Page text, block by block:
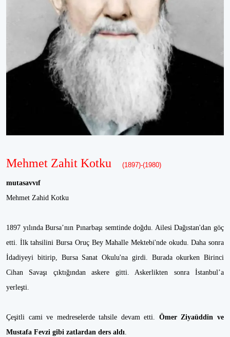
Mehmet Zahit Kotku (1897)-(1980)
mutasavvıf
Mehmet Zahid Kotku
1897 yılında Bursa’nın Pınarbaşı semtinde doğdu. Ailesi Dağıstan'dan göç
etti. İlk tahsilini Bursa Oruç Bey Mahalle Mektebi'nde okudu. Daha sonra
İdadiyeyi bitirip, Bursa Sanat Okulu'na girdi. Burada okurken Birinci
Cihan Savaşı çıktığından askere gitti. Askerlikten sonra İstanbul’a
yerleşti.
Çeşitli cami ve medreselerde tahsile devam etti. Ömer Ziyaüddin ve
Mustafa Fevzi gibi zatlardan ders aldı.